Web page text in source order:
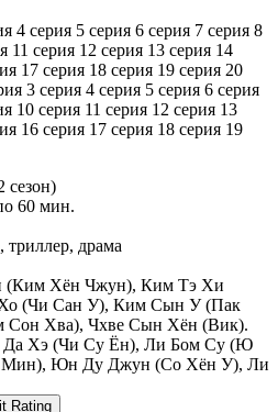
4 серия 5 серия 6 серия 7 серия 8
11 серия 12 серия 13 серия 14
17 серия 18 серия 19 серия 20
3 серия 4 серия 5 серия 6 серия
10 серия 11 серия 12 серия 13
16 серия 17 серия 18 серия 19
сезон)
60 мин.
триллер, драма
(Ким Хён Чжун), Ким Тэ Хи
(Чи Сан У), Ким Сын У (Пак
Сон Хва), Чхве Сын Хён (Вик).
Хэ (Чи Су Ён), Ли Бом Су (Ю
Мин), Юн Ду Джун (Со Хён У), Ли
Rating